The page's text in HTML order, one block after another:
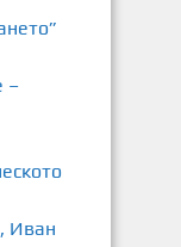
–
Иван